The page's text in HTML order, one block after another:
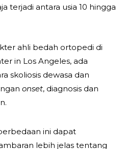
terjadi antara usia 10 hingga
ahli bedah ortopedi di
in Los Angeles, ada
skoliosis dewasa dan
onset, diagnosis dan
ini dapat
lebih jelas tentang